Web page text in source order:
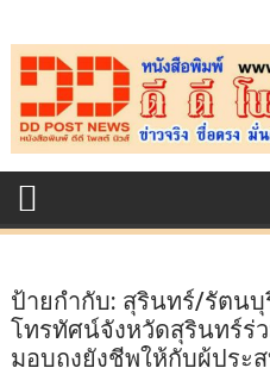
to
content
ป้ายกำกับ: สุรินทร์/รัตน
โทรทัศน์จังหวัดสุรินทร์ร่
มอบถุงยังชีพให้กับผู้ประ